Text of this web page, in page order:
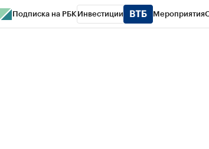
Подписка на РБК Инвестиции Мероприятия